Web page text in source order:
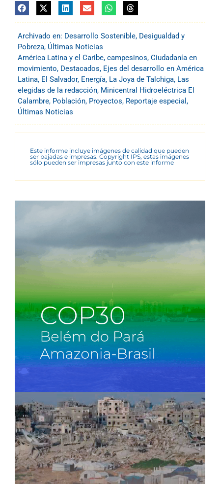
Archivado en: Desarrollo Sostenible, Desigualdad y
Pobreza, Últimas Noticias
América Latina y el Caribe, campesinos, Ciudadanía en
movimiento, Destacados, Ejes del desarrollo en América
Latina, El Salvador, Energía, La Joya de Talchiga, Las
elegidas de la redacción, Minicentral Hidroeléctrica El
Calambre, Población, Proyectos, Reportaje especial ,
Últimas Noticias
Este informe incluye imágenes de calidad que pueden
ser bajadas e impresas. Copyright IPS, estas imágenes
sólo pueden ser impresas junto con este informe